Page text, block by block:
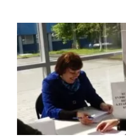
О регионе
Коллекция впечатлений
Другие рубрики